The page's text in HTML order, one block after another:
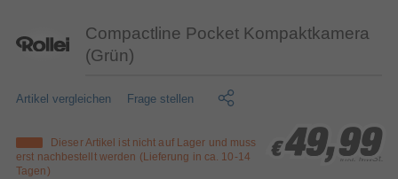
Compactline Pocket Kompaktkamera
(Grün)
Artikel vergleichen Frage stellen
Dieser Artikel ist nicht auf Lager und muss
erst nachbestellt werden (Lieferung in ca. 10-14
Tagen)
€ 49,99
€ 49,99
€ 49,99
inkl. MwSt.